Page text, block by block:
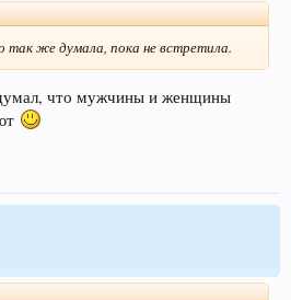
так же думала, пока не встретила.
что мужчины и женщины